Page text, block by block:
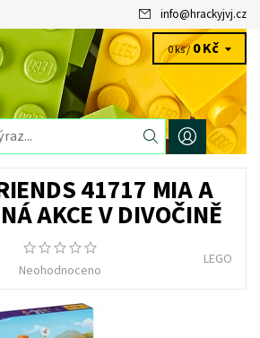
info@hrackyjvj.cz
0 ks /0 Kč
41717 MIA A
AKCE V DIVOČINĚ
Neohodnoceno
LEGO